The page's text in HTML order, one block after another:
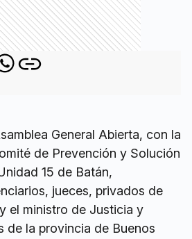
General Abierta, con la
de Prevención y Solución
15 de Batán,
jueces, privados de
el ministro de Justicia y
de la provincia de Buenos